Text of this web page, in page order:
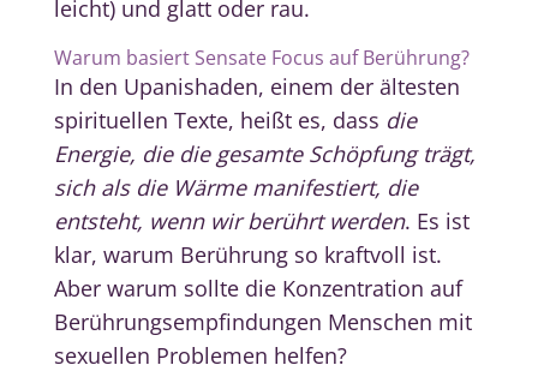
leicht) und glatt oder rau.
Warum basiert Sensate Focus auf Berührung?
In den Upanishaden, einem der ältesten
spirituellen Texte, heißt es, dass die
Energie, die die gesamte Schöpfung trägt,
sich als die Wärme manifestiert, die
entsteht, wenn wir berührt werden. Es ist
klar, warum Berührung so kraftvoll ist.
Aber warum sollte die Konzentration auf
Berührungsempfindungen Menschen mit
sexuellen Problemen helfen?